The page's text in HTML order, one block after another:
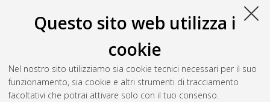
Questo sito web utilizza i
cookie
Nel nostro sito utilizziamo sia cookie tecnici necessari per il suo
funzionamento, sia cookie e altri strumenti di tracciamento
facoltativi che potrai attivare solo con il tuo consenso.
HPV circulating tumor DNA as a
marker to monitor response to pembrolizumab and vorinostat
combination in patients with advanced HPV-related squamous
, [Dissertation thesis], Alma Mater Studiorum
Università di Bologna. Dottorato di ricerca in
ematologia e patologia, 37 Ciclo. DOI
10.48676/unibo/amsdottorato/11716.